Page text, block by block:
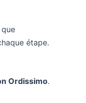
étape.
Ordissimo.